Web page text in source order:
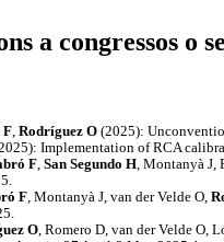
a congressos o
F, Rodríguez O(2025):
Implementation of RCA
F, San Segundo H, Montanyà J,
F, Montanyà J, van der Velde O,
O, Romero D, van der Velde O,